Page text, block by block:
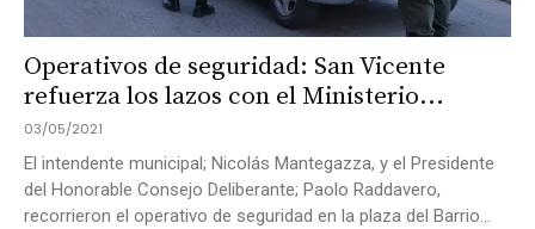
Operativos de seguridad: San Vicente
refuerza los lazos con el Ministerio...
03/05/2021
El intendente municipal; Nicolás Mantegazza, y el Presidente
del Honorable Consejo Deliberante; Paolo Raddavero,
recorrieron el operativo de seguridad en la plaza del Barrio...